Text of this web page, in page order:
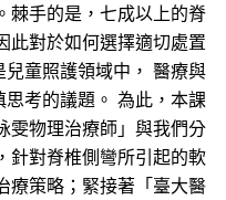
棘手的是，七成以上的脊
此對於如何選擇適切處置
童照護領域中， 醫療與
考的議題。 為此，本課
雯物理治療師」與我們分
針對脊椎側彎所引起的軟
療策略；緊接著「臺大醫